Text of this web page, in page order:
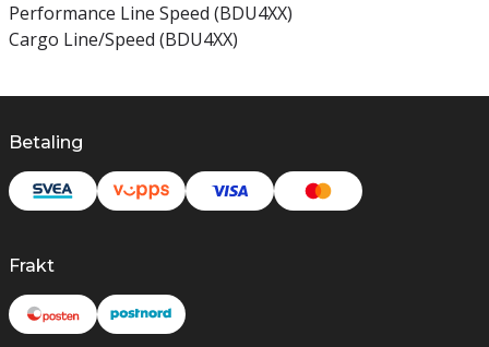
Performance Line Speed (BDU4XX)
Cargo Line/Speed (BDU4XX)
Betaling
Frakt